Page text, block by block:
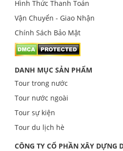
Hình Thức Thanh Toán
Vận Chuyển - Giao Nhận
Chính Sách Bảo Mật
DANH MỤC SẢN PHẨM
Tour trong nước
Tour nước ngoài
Tour sự kiện
Tour du lịch hè
CÔNG TY CỔ PHẦN XÂY DỰNG